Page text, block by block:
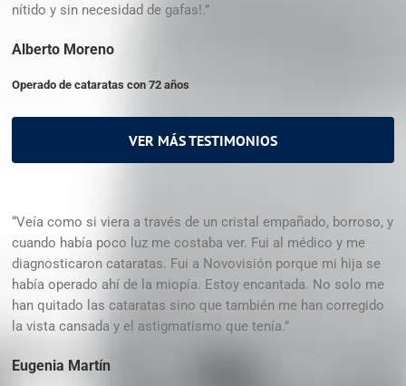
nítido y sin necesidad de gafas!.”
Alberto Moreno
Operado de cataratas con 72 años
VER MÁS TESTIMONIOS
“Veía como si viera a través de un cristal empañado, borroso, y
cuando había poco luz me costaba ver. Fui al médico y me
diagnosticaron cataratas. Fui a Novovisión porque mi hija se
había operado ahí de la miopía. Estoy encantada. No solo me
han quitado las cataratas sino que también me han corregido
la vista cansada y el astigmatismo que tenía.”
Eugenia Martín